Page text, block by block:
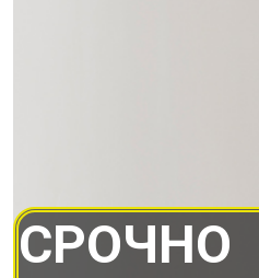
СРОЧНО